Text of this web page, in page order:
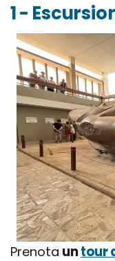
1 -
Prenota untour